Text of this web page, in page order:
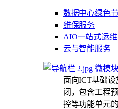
数据中心绿色
维保服务
AIO一站式运
云与智能服务
微模
面向ICT基础
闭，包含工程
控等功能单元